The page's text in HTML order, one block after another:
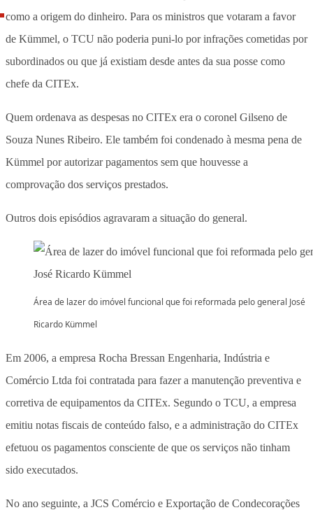
como a origem do dinheiro. Para os ministros que votaram a favor
de Kümmel, o TCU não poderia puni-lo por infrações cometidas por
subordinados ou que já existiam desde antes da sua posse como
chefe da CITEx.
Quem ordenava as despesas no CITEx era o coronel Gilseno de
Souza Nunes Ribeiro. Ele também foi condenado à mesma pena de
Kümmel por autorizar pagamentos sem que houvesse a
comprovação dos serviços prestados.
Outros dois episódios agravaram a situação do general.
Área de lazer do imóvel funcional que foi reformada pelo general José
Ricardo Kümmel
Em 2006, a empresa Rocha Bressan Engenharia, Indústria e
Comércio Ltda foi contratada para fazer a manutenção preventiva e
corretiva de equipamentos da CITEx. Segundo o TCU, a empresa
emitiu notas fiscais de conteúdo falso, e a administração do CITEx
efetuou os pagamentos consciente de que os serviços não tinham
sido executados.
No ano seguinte, a JCS Comércio e Exportação de Condecorações